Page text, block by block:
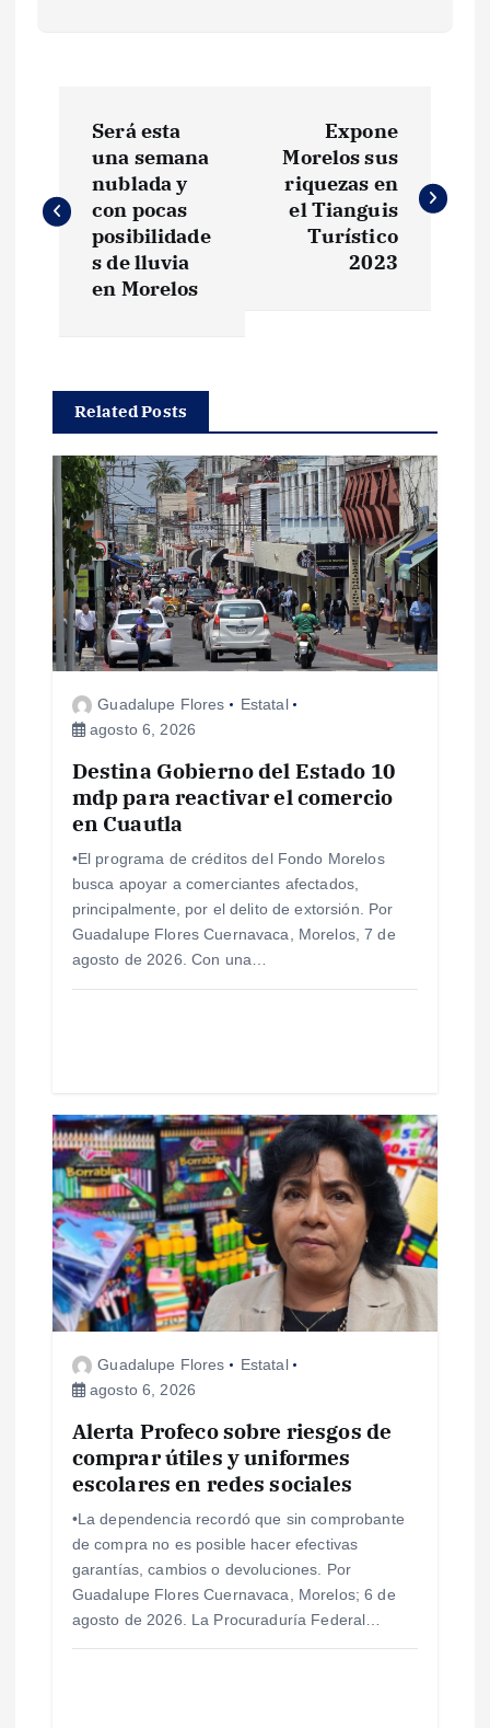
v
a
c
ó
n
d
s
Será esta
una semana
nublada y
con pocas
posibilidade
s de lluvia
en Morelos
Expone
Morelos sus
riquezas en
el Tianguis
Turístico
2023
Related Posts
Guadalupe Flores
Estatal
agosto 6, 2026
Destina Gobierno del Estado 10
mdp para reactivar el comercio
en Cuautla
•El programa de créditos del Fondo Morelos
busca apoyar a comerciantes afectados,
principalmente, por el delito de extorsión. Por
Guadalupe Flores Cuernavaca, Morelos, 7 de
agosto de 2026. Con una…
Guadalupe Flores
Estatal
agosto 6, 2026
Alerta Profeco sobre riesgos de
comprar útiles y uniformes
escolares en redes sociales
•La dependencia recordó que sin comprobante
de compra no es posible hacer efectivas
garantías, cambios o devoluciones. Por
Guadalupe Flores Cuernavaca, Morelos; 6 de
agosto de 2026. La Procuraduría Federal…